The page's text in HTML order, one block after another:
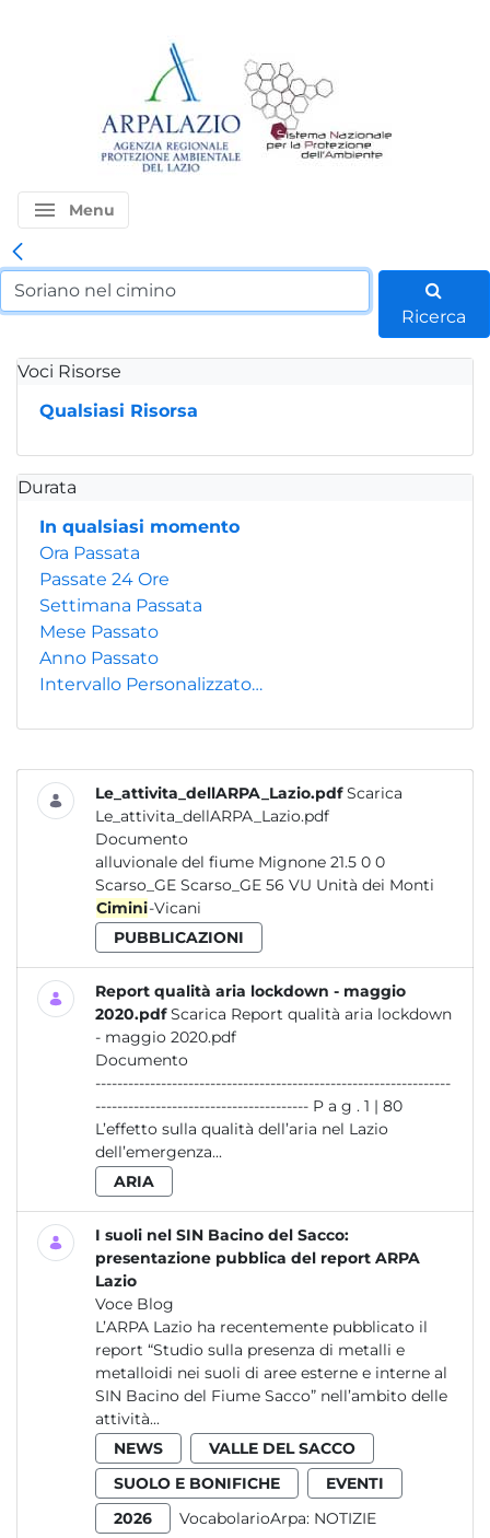
menu Menu
Ricerca
Voci Risorse
Qualsiasi Risorsa
Durata
In qualsiasi momento
Ora Passata
Passate 24 Ore
Settimana Passata
Mese Passato
Anno Passato
Intervallo Personalizzato…
Le_attivita_dellARPA_Lazio.pdf Scarica
Le_attivita_dellARPA_Lazio.pdf
Documento
alluvionale del fiume Mignone 21.5 0 0
Scarso_GE Scarso_GE 56 VU Unità dei Monti
Cimini-Vicani
PUBBLICAZIONI
Report qualità aria lockdown - maggio
2020.pdf Scarica Report qualità aria lockdown
- maggio 2020.pdf
Documento
-----------------------------------------------------------------
--------------------------------------- P a g . 1 | 80
L’effetto sulla qualità dell’aria nel Lazio
dell’emergenza...
ARIA
I suoli nel SIN Bacino del Sacco:
presentazione pubblica del report ARPA
Lazio
Voce Blog
L’ARPA Lazio ha recentemente pubblicato il
report “Studio sulla presenza di metalli e
metalloidi nei suoli di aree esterne e interne al
SIN Bacino del Fiume Sacco” nell’ambito delle
attività...
NEWS
VALLE DEL SACCO
SUOLO E BONIFICHE
EVENTI
2026
VocabolarioArpa: NOTIZIE